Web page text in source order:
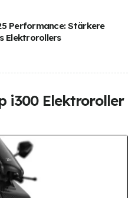
Performance: Stärkere
Elektrorollers
i300 Elektroroller